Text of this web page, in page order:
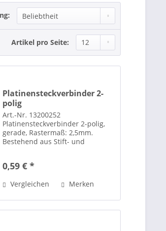
Artikel pro Seite:
Platinensteckverbinder 2-
polig
Art.-Nr. 13200252
Platinensteckverbinder 2-polig,
gerade, Rastermaß: 2,5mm.
Bestehend aus Stift- und
schwarz) 25cm lang. Passend für
Programm der...
0,59 € *
Vergleichen Merken